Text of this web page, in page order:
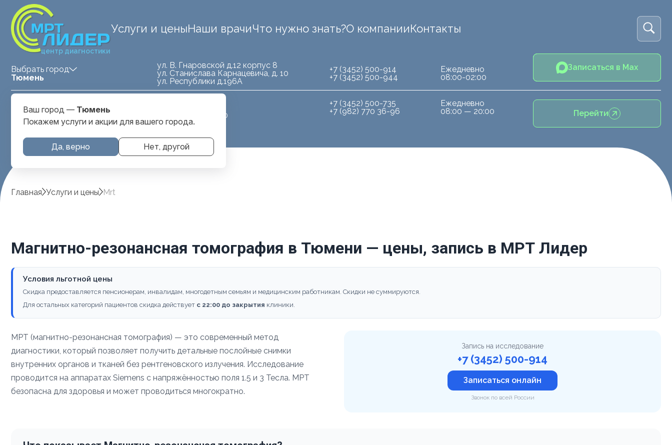
центр диагностики
Услуги и ценыНаши врачиЧто нужно знать?О компанииКонтакты
Выбрать город
Тюмень
Тюмень
ул. В. Гнаровской д.12 корпус 8
ул. Станислава Карнацевича, д. 10
ул. Республики д.196А
Карнацевича, д. 10
+7 (3452) 500-914
+7 (3452) 500-944
+7 (3452) 500-735
+7 (982) 770 36-96
Ежедневно
08:00-02:00
Ежедневно
08:00 — 20:00
Записаться в Max
Перейти
Ваш город — Тюмень
Покажем услуги и акции для вашего города.
Да, верно Нет, другой
Главная Услуги и цены Mrt
Магнитно-резонансная томография в Тюмени — цены, запись в МРТ Лидер
Условия льготной цены
Скидка предоставляется пенсионерам, инвалидам, многодетным семьям и медицинским работникам. Скидки не суммируются.
Для остальных категорий пациентов скидка действует с 22:00 до закрытия клиники.
МРТ (магнитно-резонансная томография) — это современный метод
диагностики, который позволяет получить детальные послойные снимки
внутренних органов и тканей без рентгеновского излучения. Исследование
проводится на аппаратах Siemens с напряжённостью поля 1.5 и 3 Тесла. МРТ
безопасна для здоровья и может проводиться многократно.
Запись на исследование
+7 (3452) 500-914
Записаться онлайн
Звонок по всей России